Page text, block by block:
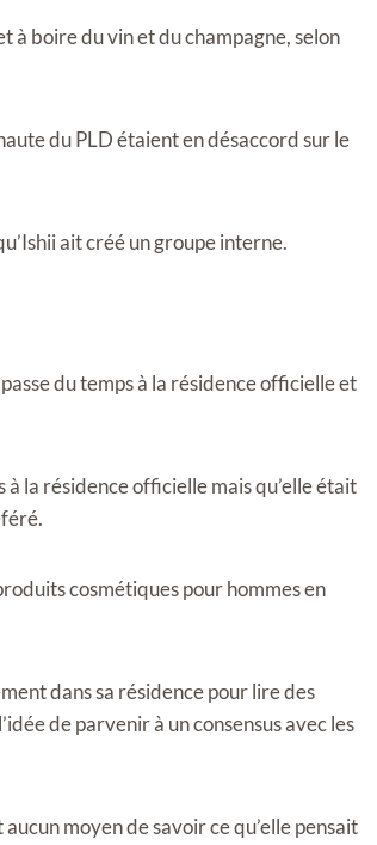
à boire du vin et du champagne, selon
du PLD étaient en désaccord sur le
ait créé un groupe interne.
du temps à la résidence officielle et
la résidence officielle mais qu’elle était
cosmétiques pour hommes en
dans sa résidence pour lire des
de parvenir à un consensus avec les
moyen de savoir ce qu’elle pensait